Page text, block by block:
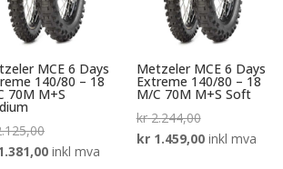
MCE 6 Days
140/80 – 18
70M M+S
Opprinnelig
pris
Nåværende
inkl mva
Metzeler MCE 6 Days
Extreme 140/80 – 18
M/C 70M M+S Soft
kr2.244,00Opprinnelig
pris
kr1.459,00Nåværende
inkl mva